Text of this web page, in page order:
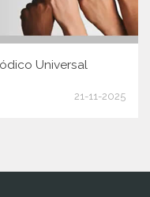
Universal
21-11-2025